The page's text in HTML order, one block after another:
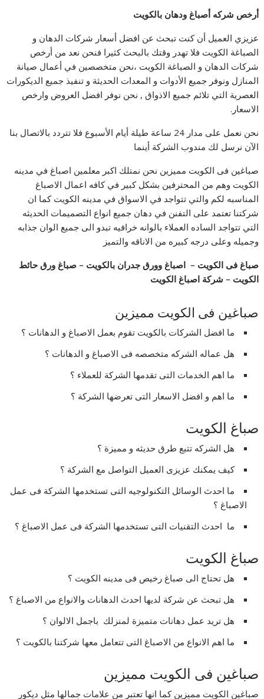
أرخص شركه أصباغ ودهان بالكويت
عزيزي العميل أن كنت تبحث عن افضل أسعار شركات الدهان و
الصباغة الكويت فلا تهدر وقتك بالبحث كثيرا فنحن نعد من أرخص
شركات الدهان و الصباغة الكويت ،نحن متخصصين في أعمال صيانة
المنازل ونوفر جميع الأدوات و المعدات الحديثة و تنفيذ جميع الديكورات
العصرية التي تلائم جميع الاذواق , نحن نوفر افضل العروض وارخص
الاسعار.
نحن نعمل على مدار 24 ساعة طيلة أيام الأسبوع فلا تتردد بالاتصال بنا
الآن نرسل لك مندوب الشركة أينما
صباغين فى الكويت مميزين نحن نمتلك اكبر معلمين اصباغ في مدينه
الكويت وهم من المحترفين بشكل كبير في كافه اعمال الاصباغ
المناسبه لكم والتي تتواجد في الاسواق في مدينه الكويت كما ان
شركتنا تعتمد على التفنن في دهان جميع انواع التصميمات الحديثه
التي تتواجد الساده العملاء بالوانه خرافيه تبدو الى جميع الوان جذابه
وجميله وعلى درجه كبيره من الاناقه والتميز
صباغ فى الكويت –اصباغ وورق جدران بالكويت –صباغ ورق حائط
الكويت – شركة اصباغ الكويت
صباغين فى الكويت مميزين
ما افضل الشركات بالكويت تقوم بعمل الاصباغ و الدهانات ؟
هل عماله الشركه متخصصه فى الاصباغ و الدهانات ؟
ما اهم الخدمات التى تقدمها الشركة للعملاء ؟
ما اهم و افضل الاسعار التى تعرضها الشركة ؟
صباغ الكويت
هل الشركه تتبع طرق حديثه و مميزة ؟
كيف يمكنك عزيزى العميل التواصل مع الشركة ؟
ما احدث الوسائل التكنولوجيه التى تستخدمها الشركة فى عمل
الاصباغ ؟
ما احدث التقنيات التى تستخدمها الشركة فى عمل الاصباغ ؟
صباغ الكويت
هل تحتاج الى صباغ رخيص فى مدينه الكويت ؟
هل تبحث عن شركة لديها احدث الدهانات والانواع من الاصباغ ؟
هل تريد عمل دهانات متميزة لمنزلك باجمل الالوان ؟
ما اهم الانواع من الاصباغ التى تتعامل معها شركتنا بالكويت ؟
صباغين فى الكويت مميزين
صباغين الكويت مميزين كما انها تعتبر من علامات جمالها مثل ديكور